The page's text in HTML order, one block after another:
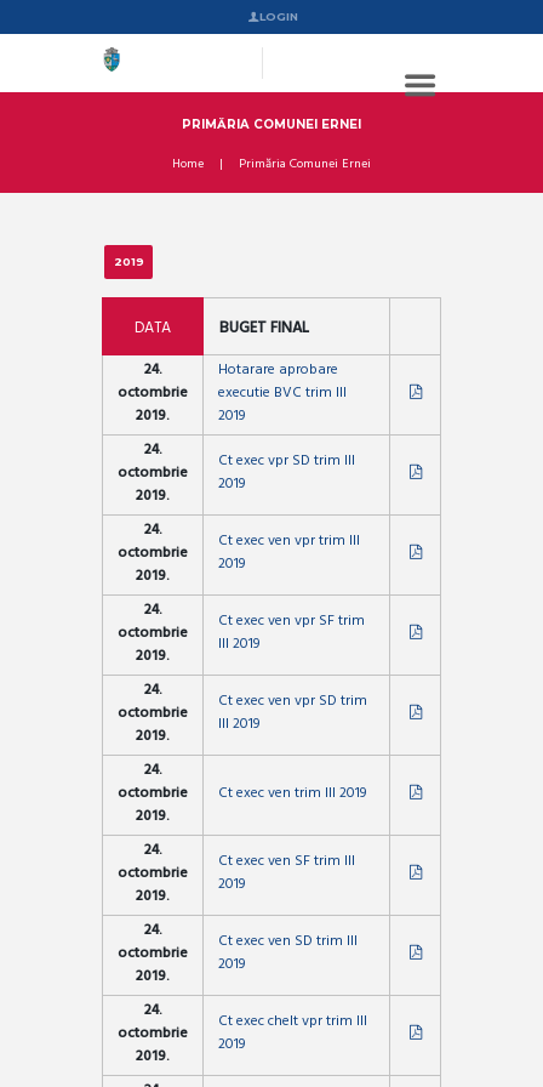
LOGIN
PRIMĂRIA COMUNEI ERNEI
Home Primăria Comunei Ernei
2019
DATA
BUGET FINAL
24.
octombrie
2019.
Hotarare aprobare
executie BVC trim III
2019
24.
octombrie
2019.
Ct exec vpr SD trim III
2019
24.
octombrie
2019.
Ct exec ven vpr trim III
2019
24.
octombrie
2019.
Ct exec ven vpr SF trim
III 2019
24.
octombrie
2019.
Ct exec ven vpr SD trim
III 2019
24.
octombrie
2019.
Ct exec ven trim III 2019
24.
octombrie
2019.
Ct exec ven SF trim III
2019
24.
octombrie
2019.
Ct exec ven SD trim III
2019
24.
octombrie
2019.
Ct exec chelt vpr trim III
2019